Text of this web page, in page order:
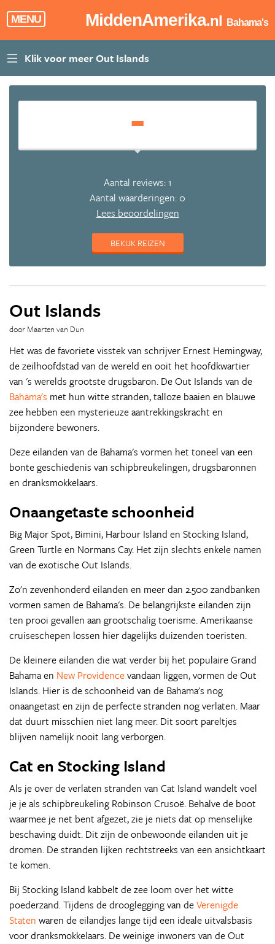
MENU MiddenAmerika.nl Bahama's
-
Aantal reviews: 1
Aantal waarderingen: 0
Lees beoordelingen
BEKIJK REIZEN
Out Islands
door Maarten van Dun
Het was de favoriete visstek van schrijver Ernest Hemingway,
de zeilhoofdstad van de wereld en ooit het hoofdkwartier
van 's werelds grootste drugsbaron. De Out Islands van de
Bahama's met hun witte stranden, talloze baaien en blauwe
zee hebben een mysterieuze aantrekkingskracht en
bijzondere bewoners.
Deze eilanden van de Bahama's vormen het toneel van een
bonte geschiedenis van schipbreukelingen, drugsbaronnen
en dranksmokkelaars.
Onaangetaste schoonheid
Big Major Spot, Bimini, Harbour Island en Stocking Island,
Green Turtle en Normans Cay. Het zijn slechts enkele namen
van de exotische Out Islands.
Zo'n zevenhonderd eilanden en meer dan 2.500 zandbanken
vormen samen de Bahama's. De belangrijkste eilanden zijn
ten prooi gevallen aan grootschalig toerisme. Amerikaanse
cruiseschepen lossen hier dagelijks duizenden toeristen.
De kleinere eilanden die wat verder bij het populaire Grand
Bahama en New Providencevandaan liggen, vormen de Out
Islands. Hier is de schoonheid van de Bahama's nog
onaangetast en zijn de perfecte stranden nog verlaten. Maar
dat duurt misschien niet lang meer. Dit soort pareltjes
blijven namelijk nooit lang verborgen.
Cat en Stocking Island
Als je over de verlaten stranden van Cat Island wandelt voel
je je als schipbreukeling Robinson Crusoë. Behalve de boot
waarmee je net bent afgezet, zie je niets dat op menselijke
beschaving duidt. Dit zijn de onbewoonde eilanden uit je
dromen. De stranden lijken rechtstreeks van een ansichtkaart
te komen.
Bij Stocking Island kabbelt de zee loom over het witte
poederzand. Tijdens de drooglegging van deVerenigde
Staten waren de eilandjes lange tijd een ideale uitvalsbasis
voor dranksmokkelaars. De weinige inwoners van de Out